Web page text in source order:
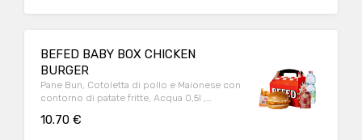
BEFED BABY BOX CHICKEN
BURGER
Pane Bun, Cotoletta di pollo e Maionese con
contorno di patate fritte, Acqua 0,5l ,
10.70 €